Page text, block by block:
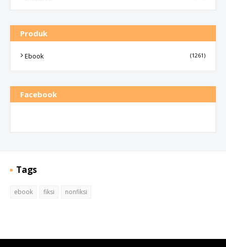
Produk
Ebook (1261)
Facebook
Tags
ebook fiksi nonfiksi